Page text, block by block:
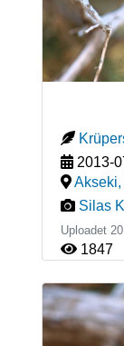
2013-
Akseki,
Silas
Uploadet
1847